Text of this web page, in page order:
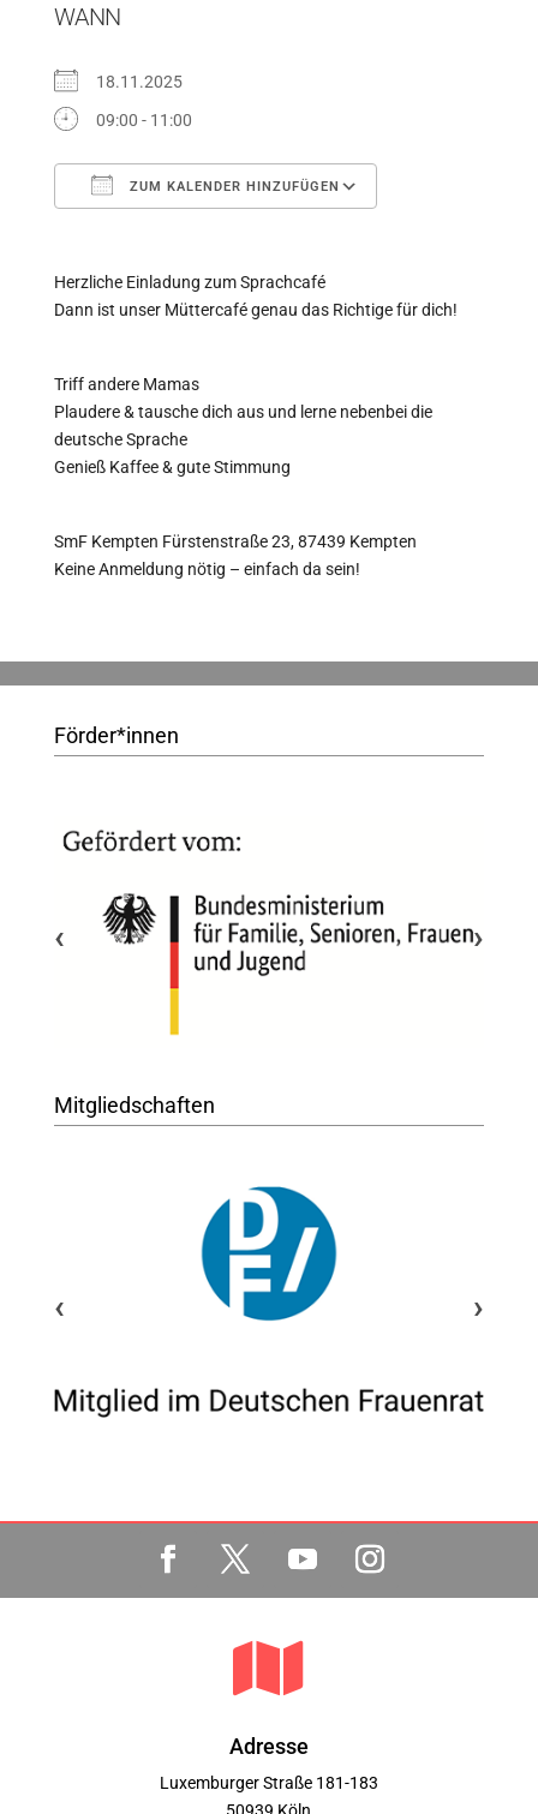
WANN
18.11.2025
09:00 - 11:00
ZUM KALENDER HINZUFÜGEN
Herzliche Einladung zum Sprachcafé
Dann ist unser Müttercafé genau das Richtige für dich!
Triff andere Mamas
Plaudere & tausche dich aus und lerne nebenbei die
deutsche Sprache
Genieß Kaffee & gute Stimmung
SmF Kempten Fürstenstraße 23, 87439 Kempten
Keine Anmeldung nötig – einfach da sein!
Förder*innen
‹ ›
Mitgliedschaften
‹ ›

Adresse
Luxemburger Straße 181-183